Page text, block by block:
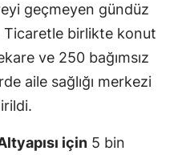
geçmeyen gündüz
Ticaretle birlikte konut
ve 250 bağımsız
aile sağlığı merkezi
için 5 bin